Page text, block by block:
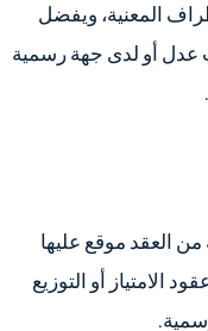
المعنية، ويفضل
عدل أو لدى جهة رسمية
العقد موقع عليها
الامتياز أو التوزيع